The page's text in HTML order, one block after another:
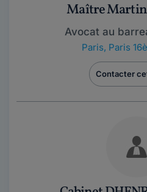
Maître
Avocat au
Paris, Paris
Contacter